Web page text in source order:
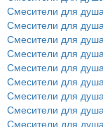
Смесители для
Смесители для
Смесители для
Смесители для
Смесители для
Смесители для
Смесители для
Смесители для
Смесители для